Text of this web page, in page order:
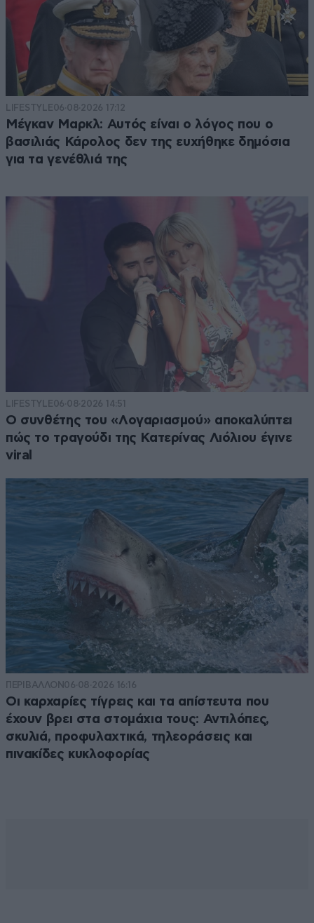
LIFESTYLE06·08·2026 17:12
Μέγκαν Μαρκλ: Αυτός είναι ο λόγος που ο
βασιλιάς Κάρολος δεν της ευχήθηκε δημόσια
για τα γενέθλιά της
LIFESTYLE06·08·2026 14:51
Ο συνθέτης του «Λογαριασμού» αποκαλύπτει
πώς το τραγούδι της Κατερίνας Λιόλιου έγινε
viral
ΠΕΡΙΒΑΛΛΟΝ 06·08·2026 16:16
Οι καρχαρίες τίγρεις και τα απίστευτα που
έχουν βρει στα στομάχια τους: Αντιλόπες,
σκυλιά, προφυλαχτικά, τηλεοράσεις και
πινακίδες κυκλοφορίας